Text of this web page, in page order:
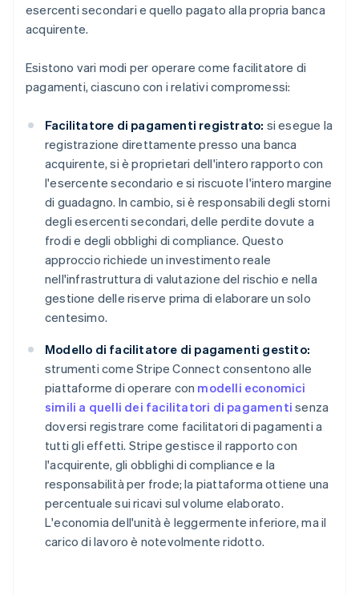
esercenti secondari e quello pagato alla propria banca
acquirente.
Esistono vari modi per operare come facilitatore di
pagamenti, ciascuno con i relativi compromessi:
Facilitatore di pagamenti registrato: si esegue la
registrazione direttamente presso una banca
acquirente, si è proprietari dell'intero rapporto con
l'esercente secondario e si riscuote l'intero margine
di guadagno. In cambio, si è responsabili degli storni
degli esercenti secondari, delle perdite dovute a
frodi e degli obblighi di compliance. Questo
approccio richiede un investimento reale
nell'infrastruttura di valutazione del rischio e nella
gestione delle riserve prima di elaborare un solo
centesimo.
Modello di facilitatore di pagamenti gestito:
strumenti come Stripe Connect consentono alle
piattaforme di operare con modelli economici
simili a quelli dei facilitatori di pagamenti senza
doversi registrare come facilitatori di pagamenti a
tutti gli effetti. Stripe gestisce il rapporto con
l'acquirente, gli obblighi di compliance e la
responsabilità per frode; la piattaforma ottiene una
percentuale sui ricavi sul volume elaborato.
L'economia dell'unità è leggermente inferiore, ma il
carico di lavoro è notevolmente ridotto.